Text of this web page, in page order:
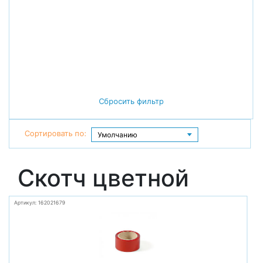
Сбросить фильтр
Сортировать по:
Скотч цветной
Артикул: 162021679